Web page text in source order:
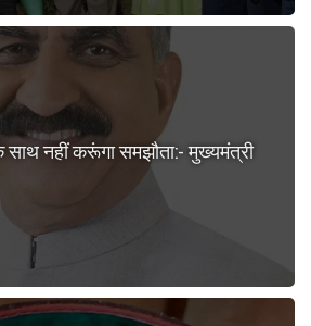
साथ नहीं करूंगा समझौता:- मुख्यमंत्री